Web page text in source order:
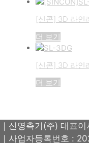
[신콘] 3D 라
더 보기
[신콘] 3D 라인
더 보기
｜신영측기(주) 대표
｜사업자등록번호 :